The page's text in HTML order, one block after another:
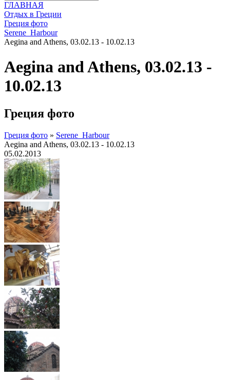
ГЛАВНАЯ
Отдых в Греции
Греция фото
Serene_Harbour
Aegina and Athens, 03.02.13 - 10.02.13
Aegina and Athens, 03.02.13 -
10.02.13
Греция фото
Греция фото » Serene_Harbour
Aegina and Athens, 03.02.13 - 10.02.13
05.02.2013